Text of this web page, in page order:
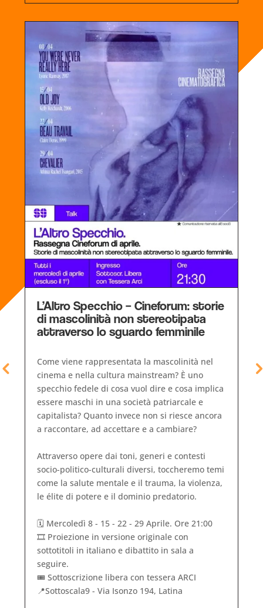
L’Altro Specchio – Cineforum: storie
di mascolinità non stereotipata
attraverso lo sguardo femminile
Come viene rappresentata la mascolinità nel
cinema e nella cultura mainstream? È uno
specchio fedele di cosa vuol dire e cosa implica
essere maschi in una società patriarcale e
capitalista? Quanto invece non si riesce ancora
a raccontare, ad accettare e a cambiare?
Attraverso opere dai toni, generi e contesti
socio-politico-culturali diversi, toccheremo temi
come la salute mentale e il trauma, la violenza,
le élite di potere e il dominio predatorio.
🗓️ Mercoledì 8 - 15 - 22 - 29 Aprile. Ore 21:00
🎞️ Proiezione in versione originale con
sottotitoli in italiano e dibattito in sala a
seguire.
🎟️ Sottoscrizione libera con tessera ARCI
📍Sottoscala9 - Via Isonzo 194, Latina